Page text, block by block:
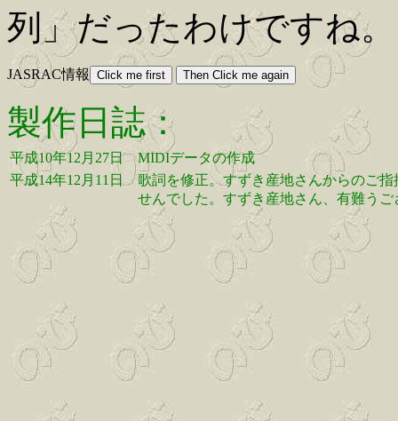
列」だったわけですね。
JASRAC情報
製作日誌：
平成10年12月27日
MIDIデータの作成
平成14年12月11日
歌詞を修正。すずき産地さんからのご
せんでした。すずき産地さん、有難うご